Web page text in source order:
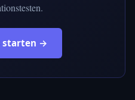
starten →